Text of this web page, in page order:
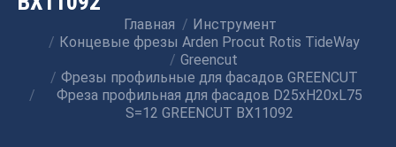
Главная
Инструмент
Концевые фрезы Arden Procut Rotis TideWay
Greencut
Фрезы профильные для фасадов GREENCUT
Фреза профильная для фасадов D25xH20xL75
S=12 GREENCUT BX11092